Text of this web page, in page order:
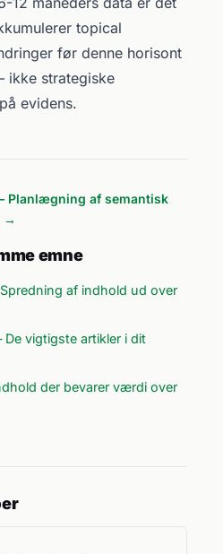
topical
før denne horisont
ikke strategiske
evidens.
Planlægning af semantisk
→
emne
af indhold ud over
vigtigste artikler i dit
der bevarer værdi over